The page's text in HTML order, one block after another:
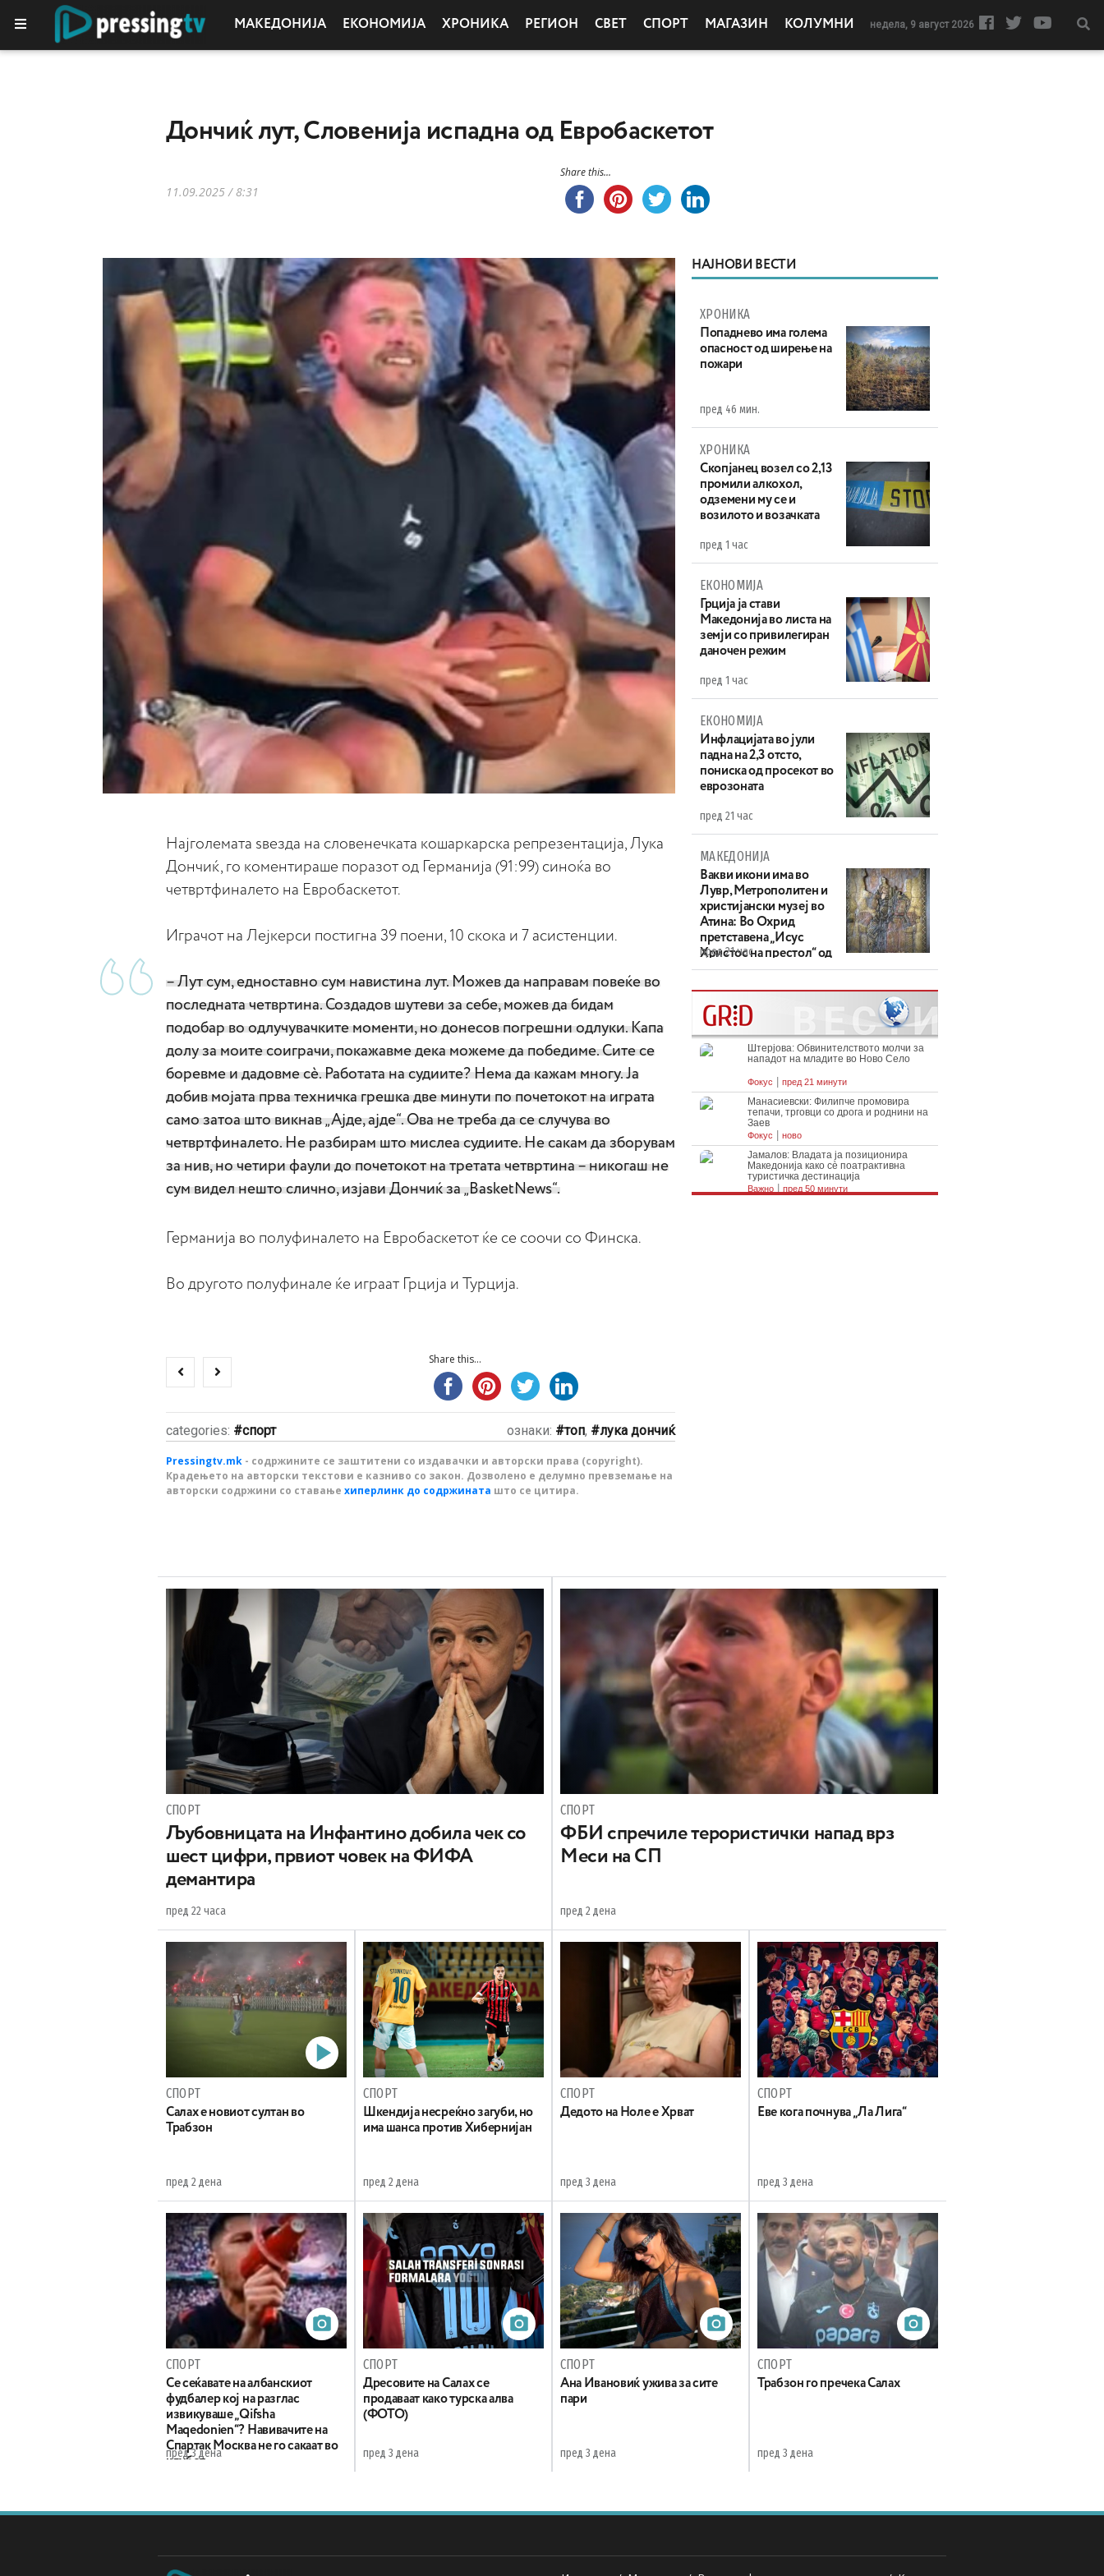
МАКЕДОНИЈА ЕКОНОМИЈА ХРОНИКА РЕГИОН СВЕТ СПОРТ МАГАЗИН КОЛУМНИ недела, 9 август 2026
Дончиќ лут, Словенија испадна од Евробаскетот
11.09.2025 / 8:31
Share this...
Најголемата ѕвезда на словенечката кошаркарска репрезентација, Лука
Дончиќ, го коментираше поразот од Германија (91:99) синоќа во
четвртфиналето на Евробаскетот.
Играчот на Лејкерси постигна 39 поени, 10 скока и 7 асистенции.
– Лут сум, едноставно сум навистина лут. Можев да направам повеќе во
последната четвртина. Создадов шутеви за себе, можев да бидам
подобар во одлучувачките моменти, но донесов погрешни одлуки. Капа
долу за моите соиграчи, покажавме дека можеме да победиме. Сите се
боревме и дадовме сè. Работата на судиите? Нема да кажам многу. Ја
добив мојата прва техничка грешка две минути по почетокот на играта
само затоа што викнав „Ајде, ајде“. Ова не треба да се случува во
четвртфиналето. Не разбирам што мислеа судиите. Не сакам да зборувам
за нив, но четири фаули до почетокот на третата четвртина – никогаш не
сум видел нешто слично, изјави Дончиќ за „BasketNews“.
Германија во полуфиналето на Евробаскетот ќе се соочи со Финска.
Во другото полуфинале ќе играат Грција и Турција.
Share this...
categories: спорт ознаки: топ, лука дончиќ
Pressingtv.mk - содржините се заштитени со издавачки и авторски права (copyright).
Крадењето на авторски текстови е казниво со закон. Дозволено е делумно превземање на
авторски содржини со ставање хиперлинк до содржината што се цитира.
НАЈНОВИ ВЕСТИ
ХРОНИКА
Попаднево има голема
опасност од ширење на
пожари
пред 46 мин.
ХРОНИКА
Скопјанец возел со 2,13
промили алкохол,
одземени му се и
возилото и возачката
пред 1 час
ЕКОНОМИЈА
Грција ја стави
Македонија во листа на
земји со привилегиран
даночен режим
пред 1 час
ЕКОНОМИЈА
Инфлацијата во јули
падна на 2,3 отсто,
пониска од просекот во
еврозоната
пред 21 час
МАКЕДОНИЈА
Вакви икони има во
Лувр, Метрополитен и
христијански музеј во
Атина: Во Охрид
претставена „Исус
Христос на престол“ од
XIV век
пред 21 час
СПОРТ
Љубовницата на Инфантино добила чек со
шест цифри, првиот човек на ФИФА
демантира
пред 22 часа
СПОРТ
ФБИ спречиле терористички напад врз
Меси на СП
пред 2 дена
СПОРТ
Салах е новиот султан во
Трабзон
пред 2 дена
СПОРТ
Шкендија несреќно загуби, но
има шанса против Хибернијан
пред 2 дена
СПОРТ
Дедото на Ноле е Хрват
пред 3 дена
СПОРТ
Еве кога почнува „Ла Лига“
пред 3 дена
СПОРТ
Се сеќавате на албанскиот
фудбалер кој на разглас
извикуваше „Qifsha
Maqedonien“? Навивачите на
Спартак Москва не го сакаат во
клубот
пред 3 дена
СПОРТ
Дресовите на Салах се
продаваат како турска алва
(ФОТО)
пред 3 дена
СПОРТ
Ана Ивановиќ ужива за сите
пари
пред 3 дена
СПОРТ
Трабзон го пречека Салах
пред 3 дена